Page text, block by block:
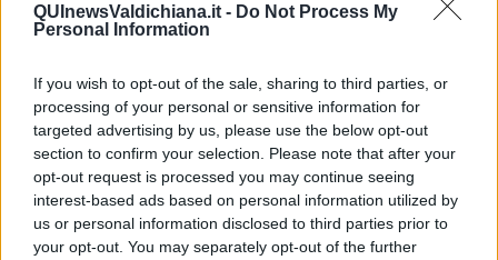
QUInewsValdichiana.it - Do Not Process My
Personal Information
If you wish to opt-out of the sale, sharing to third parties, or
processing of your personal or sensitive information for
targeted advertising by us, please use the below opt-out
section to confirm your selection. Please note that after your
opt-out request is processed you may continue seeing
interest-based ads based on personal information utilized by
us or personal information disclosed to third parties prior to
your opt-out. You may separately opt-out of the further
“L'abitudine a decidere ilfuturo dei nostri territori nei circoli di
partito, i battibecchi tra sezioni di partito inter ed intracomunali,
informare i cittadini, hanno di fattoreso questa opportunità
impossibilee, con la legislazione vigente, costretto comuni come
Trequanda ad avere la figura del sindaco paragonabile a quella
della regina d'Inghilterra” –dice il 5 stelle.
Gli esponenti del Movimento credono che a decidere sulle fusioni